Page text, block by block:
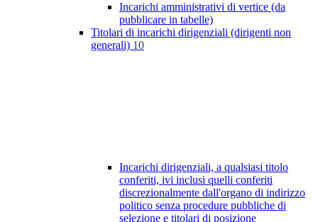
Incarichi amministrativi di vertice (da
pubblicare in tabelle)
Titolari di incarichi dirigenziali (dirigenti non
generali) 10
Incarichi dirigenziali, a qualsiasi titolo
conferiti, ivi inclusi quelli conferiti
discrezionalmente dall'organo di indirizzo
politico senza procedure pubbliche di
selezione e titolari di posizione